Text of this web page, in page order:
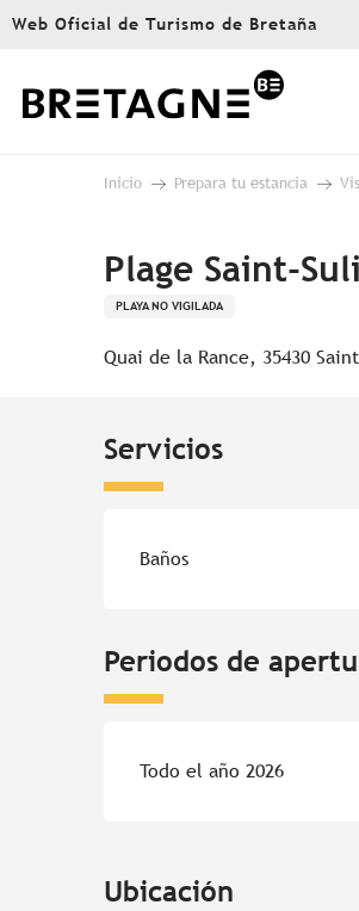
Aller
principal
Web Oficial de Turismo de Bretaña
Inicio Prepara tu estancia
Plage Saint-
PLAYA NO VIGILADA
Quai de la Rance, 35430
Servicios
Baños
Periodos de
Todo el año 2026
Ubicación